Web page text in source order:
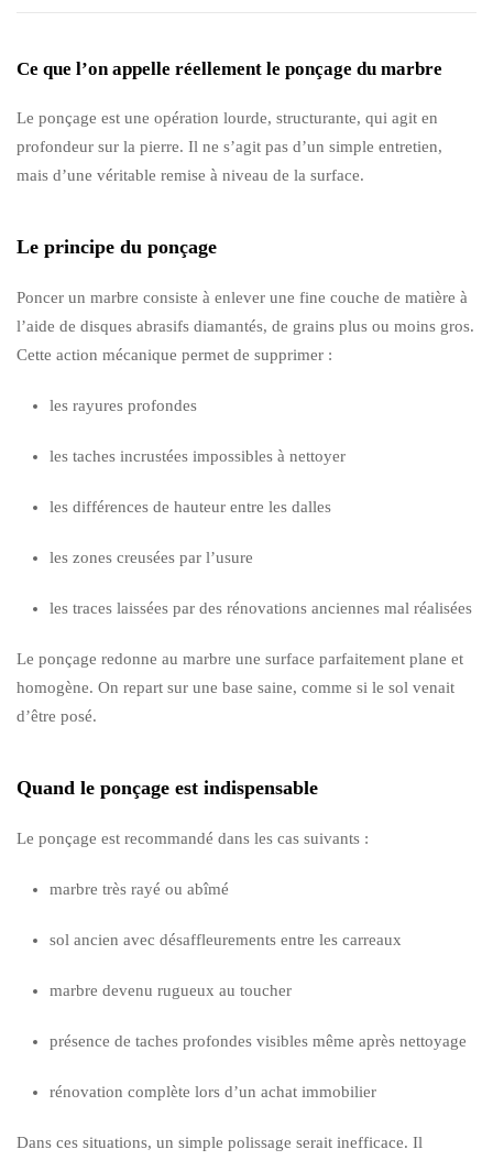
Ce que l’on appelle réellement le ponçage du marbre
Le ponçage est une opération lourde, structurante, qui agit en
profondeur sur la pierre. Il ne s’agit pas d’un simple entretien,
mais d’une véritable remise à niveau de la surface.
Le principe du ponçage
Poncer un marbre consiste à enlever une fine couche de matière à
l’aide de disques abrasifs diamantés, de grains plus ou moins gros.
Cette action mécanique permet de supprimer :
les rayures profondes
les taches incrustées impossibles à nettoyer
les différences de hauteur entre les dalles
les zones creusées par l’usure
les traces laissées par des rénovations anciennes mal réalisées
Le ponçage redonne au marbre une surface parfaitement plane et
homogène. On repart sur une base saine, comme si le sol venait
d’être posé.
Quand le ponçage est indispensable
Le ponçage est recommandé dans les cas suivants :
marbre très rayé ou abîmé
sol ancien avec désaffleurements entre les carreaux
marbre devenu rugueux au toucher
présence de taches profondes visibles même après nettoyage
rénovation complète lors d’un achat immobilier
Dans ces situations, un simple polissage serait inefficace. Il